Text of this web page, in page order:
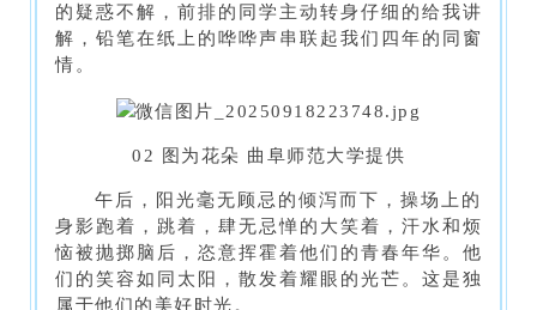
的疑惑不解，前排的同学主动转身仔细的给我讲
解，铅笔在纸上的哗哗声串联起我们四年的同窗
情。
02 图为花朵 曲阜师范大学提供
午后，阳光毫无顾忌的倾泻而下，操场上的
身影跑着，跳着，肆无忌惮的大笑着，汗水和烦
恼被抛掷脑后，恣意挥霍着他们的青春年华。他
们的笑容如同太阳，散发着耀眼的光芒。这是独
属于他们的美好时光。